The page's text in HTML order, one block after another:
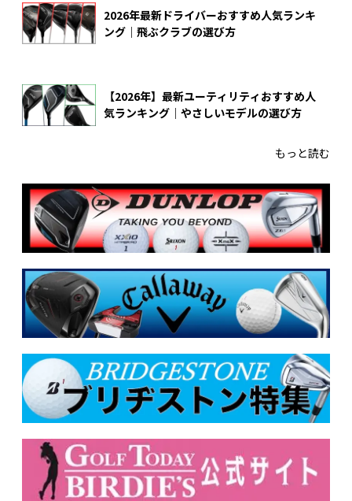
2026年最新ドライバーおすすめ人気ランキ
ング｜飛ぶクラブの選び方
【2026年】最新ユーティリティおすすめ人
気ランキング｜やさしいモデルの選び方
もっと読む